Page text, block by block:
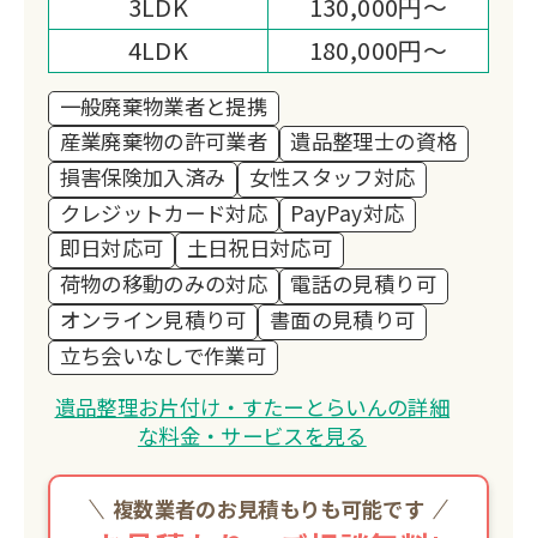
責任をもって対応させていただきます。
遺品整理・お片付けすたーとらいんはお
客様の未来に繋がるお手伝いを全力でサ
ポートさせて頂きます。
4LDK
180,000円～
一般廃棄物業者と提携
産業廃棄物の許可業者
遺品整理士の資格
損害保険加入済み
女性スタッフ対応
クレジットカード対応
PayPay対応
即日対応可
土日祝日対応可
荷物の移動のみの対応
電話の見積り可
オンライン見積り可
書面の見積り可
立ち会いなしで作業可
遺品整理お片付け・すたーとらいんの詳細
な料金・サービスを見る
複数業者のお見積もりも可能です